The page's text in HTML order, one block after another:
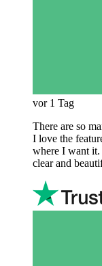
vor 1 Tag
There are so
I love the
where I want it.
clear and